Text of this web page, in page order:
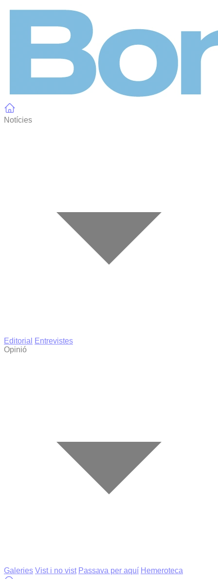
Notícies
Editorial
Entrevistes
Opinió
Galeries Vist i no vist Passava per aquí Hemeroteca